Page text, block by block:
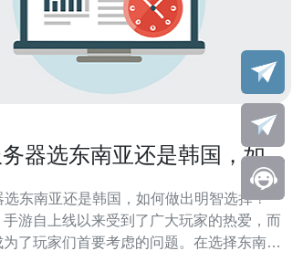
器选东南亚还是韩国，如何
选东南亚还是韩国，如何做出明智选择？
手游自上线以来受到了广大玩家的热爱，而
了玩家们首要考虑的问题。在选择东南亚